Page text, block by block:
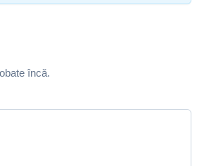
încă.